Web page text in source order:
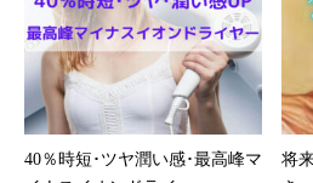
40％時短･ツヤ潤い感･最高峰マ
将